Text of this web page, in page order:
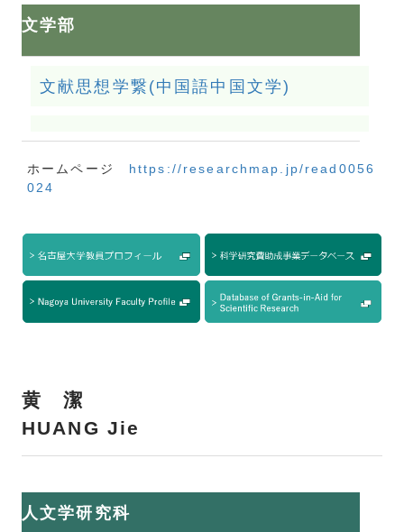
文学部
文献思想学繋(中国語中国文学)
ホームページ https://researchmap.jp/read0056
024
黄 潔
HUANG Jie
人文学研究科